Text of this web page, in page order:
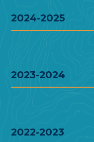
2024-2025
2023-2024
2022-2023